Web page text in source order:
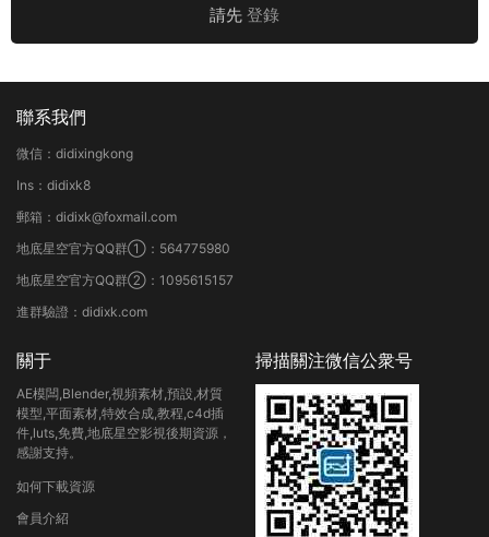
請先 登錄
聯系我們
微信：didixingkong
Ins：didixk8
郵箱：didixk@foxmail.com
地底星空官方QQ群①：564775980
地底星空官方QQ群②：1095615157
進群驗證：didixk.com
關于
AE模闆,Blender,視頻素材,預設,材質
模型,平面素材,特效合成,教程,c4d插
件,luts,免費,地底星空影視後期資源，
感謝支持。
如何下載資源
會員介紹
掃描關注微信公衆号